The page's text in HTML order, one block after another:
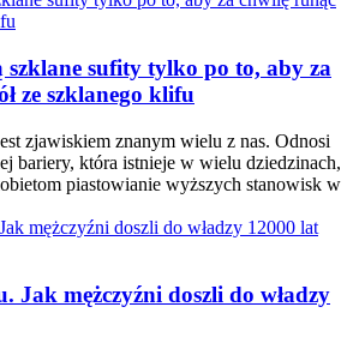
sufity tylko po to, aby za
ze szklanego klifu
zjawiskiem znanym wielu z nas. Odnosi
bariery, która istnieje w wielu dziedzinach,
piastowianie wyższych stanowisk w
Jak mężczyźni doszli do władzy